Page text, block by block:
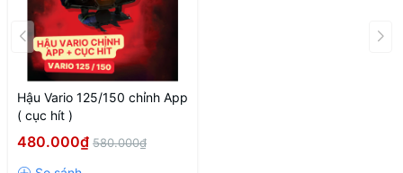
Hậu Vario 125/150 chỉnh App
( cục hít )
480.000₫ 580.000₫